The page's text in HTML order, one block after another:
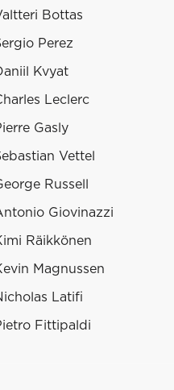
Bottas
Perez
Kvyat
Leclerc
Gasly
Vettel
Russell
Giovinazzi
Räikkönen
Magnussen
Latifi
Fittipaldi